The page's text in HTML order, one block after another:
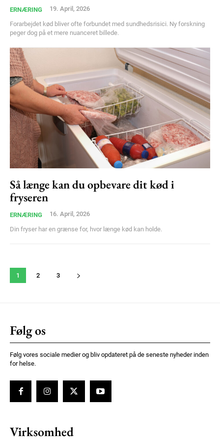
ERNÆRING 19. April, 2026
Forarbejdet kød bliver ofte forbundet med sundhedsrisici. Ny forskning
peger dog på et mere nuanceret billede.
Så længe kan du opbevare dit kød i
fryseren
ERNÆRING 16. April, 2026
Din fryser har en grænse for, hvor længe kød kan holde.
1 2 3
Følg os
Følg vores sociale medier og bliv opdateret på de seneste nyheder inden
for helse.
Virksomhed